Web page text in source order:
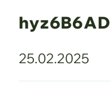
25.02.2025